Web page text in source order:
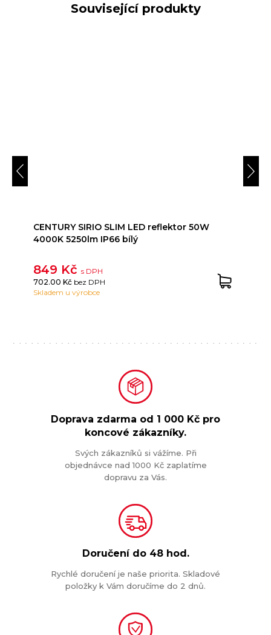
Související produkty
CENTURY SIRIO SLIM LED reflektor 50W
4000K 5250lm IP66 bílý
849 Kčs DPH
702.00 Kč bez DPH
Skladem u výrobce
Doprava zdarma od 1 000 Kč pro
koncové zákazníky.
Svých zákazníků si vážíme. Při
objednávce nad 1000 Kč zaplatíme
dopravu za Vás.
Doručení do 48 hod.
Rychlé doručení je naše priorita. Skladové
položky k Vám doručíme do 2 dnů.